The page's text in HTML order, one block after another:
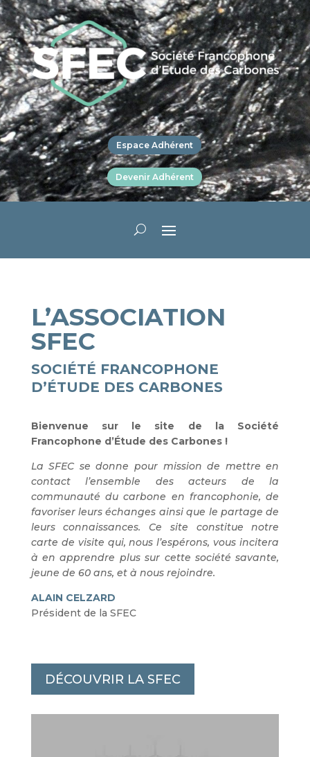
Espace Adhérent
Devenir Adhérent
L’ASSOCIATION
SFEC
SOCIÉTÉ FRANCOPHONE
D’ÉTUDE DES CARBONES
Bienvenue sur le site de la Société
Francophone d’Étude des Carbones !
La SFEC se donne pour mission de mettre en
contact l’ensemble des acteurs de la
communauté du carbone en francophonie, de
favoriser leurs échanges ainsi que le partage de
leurs connaissances. Ce site constitue notre
carte de visite qui, nous l’espérons, vous incitera
à en apprendre plus sur cette société savante,
jeune de 60 ans, et à nous rejoindre.
ALAIN CELZARD
Président de la SFEC
DÉCOUVRIR LA SFEC